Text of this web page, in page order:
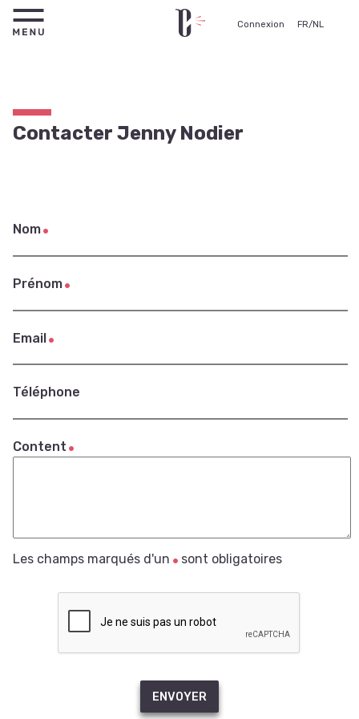
Connexion FR/NL
Contacter Jenny Nodier
Nom
Prénom
Email
Téléphone
Content
Les champs marqués d'un sont obligatoires
ENVOYER